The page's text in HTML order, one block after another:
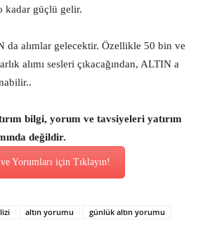
kadar güçlü gelir.
da alımlar gelecektir. Özellikle 50 bin ve
alımı sesleri çıkacağından, ALTIN a
bilgi, yorum ve tavsiyeleri yatırım
değildir.
Yorumları için Tıklayın!
altın yorumu günlük altın yorumu